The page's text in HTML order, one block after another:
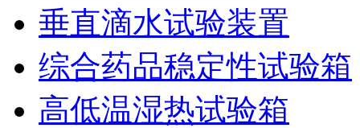
垂直滴水试验装置
综合药品稳定性试验箱
高低温湿热试验箱